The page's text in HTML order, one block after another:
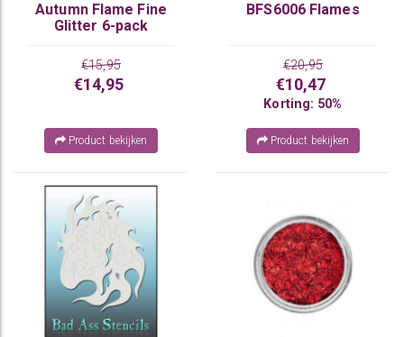
Autumn Flame Fine
Glitter 6-pack
€15,95
€14,95
Product bekijken
BFS6006 Flames
€20,95
€10,47
Korting: 50%
Product bekijken